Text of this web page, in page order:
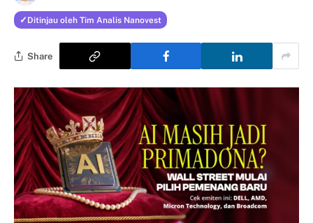
Ditinjau oleh Tim Analis Nanovest
Share